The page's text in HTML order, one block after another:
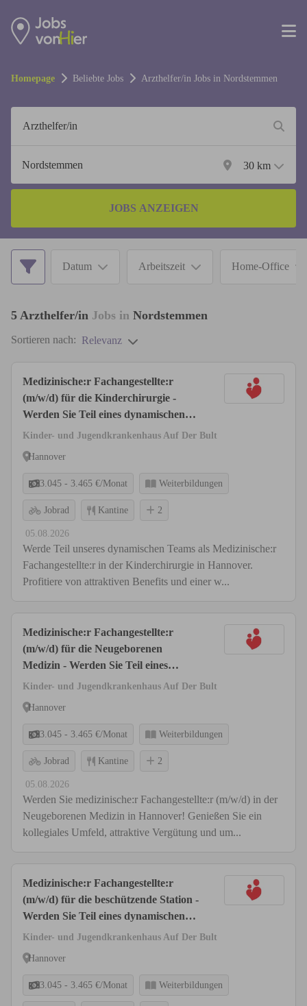
Homepage Beliebte Jobs Arzthelfer/in Jobs in Nordstemmen
30 km
JOBS ANZEIGEN
Datum Arbeitszeit Home-Office
5 Arzthelfer/in Jobs in Nordstemmen
Sortieren nach: Relevanz
Medizinische:r Fachangestellte:r
(m/w/d) für die Kinderchirurgie -
Werden Sie Teil eines dynamischen
Teams!
Kinder- und Jugendkrankenhaus Auf Der Bult
Hannover
3.045 - 3.465 €/Monat Weiterbildungen
Jobrad Kantine 2
05.08.2026
Werde Teil unseres dynamischen Teams als Medizinische:r
Fachangestellte:r in der Kinderchirurgie in Hannover.
Profitiere von attraktiven Benefits und einer w...
Medizinische:r Fachangestellte:r
(m/w/d) für die Neugeborenen
Medizin - Werden Sie Teil eines
dynamischen Teams!
Kinder- und Jugendkrankenhaus Auf Der Bult
Hannover
3.045 - 3.465 €/Monat Weiterbildungen
Jobrad Kantine 2
05.08.2026
Werden Sie medizinische:r Fachangestellte:r (m/w/d) in der
Neugeborenen Medizin in Hannover! Genießen Sie ein
kollegiales Umfeld, attraktive Vergütung und um...
Medizinische:r Fachangestellte:r
(m/w/d) für die beschützende Station -
Werden Sie Teil eines dynamischen
Teams!
Kinder- und Jugendkrankenhaus Auf Der Bult
Hannover
3.045 - 3.465 €/Monat Weiterbildungen